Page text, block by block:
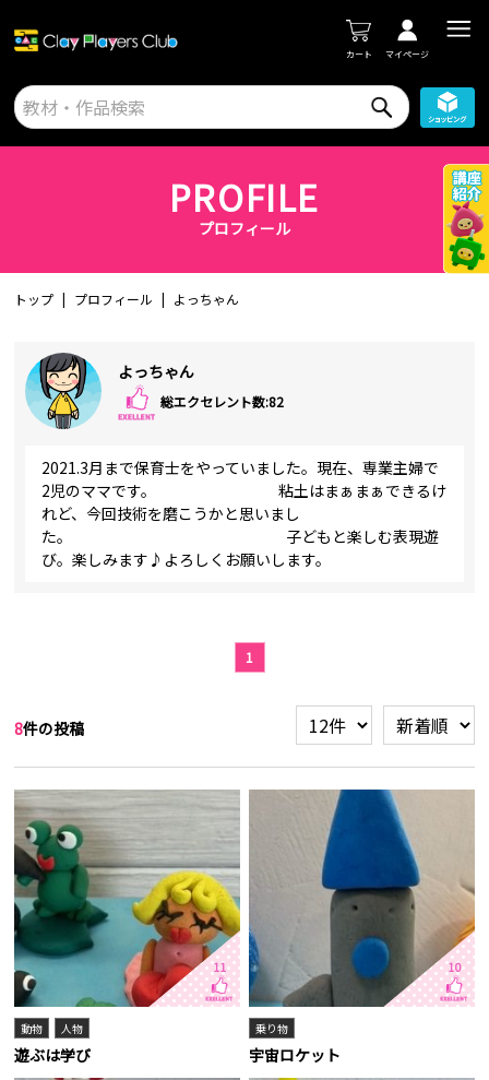
カート マイページ
PROFILE
プロフィール
トップ プロフィール よっちゃん
よっちゃん
総エクセレント数:82
2021.3月まで保育士をやっていました。現在、専業主婦で
2児のママです。 粘土はまぁまぁできるけ
れど、今回技術を磨こうかと思いまし
た。 子どもと楽しむ表現遊
び。楽しみます♪よろしくお願いします。
1
8件の投稿
11
動物 人物
遊ぶは学び
10
乗り物
宇宙ロケット